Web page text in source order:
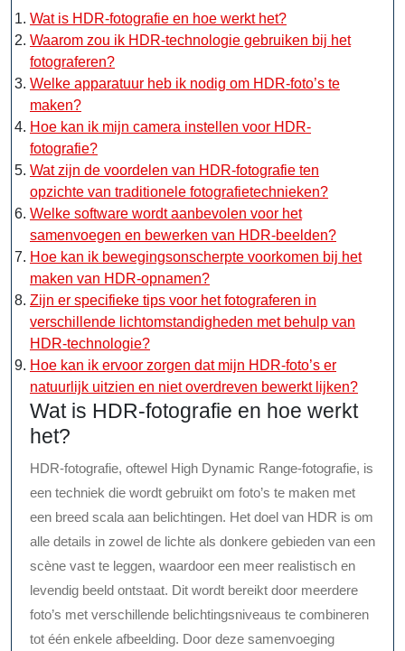
Wat is HDR-fotografie en hoe werkt het?
Waarom zou ik HDR-technologie gebruiken bij het
fotograferen?
Welke apparatuur heb ik nodig om HDR-foto’s te
maken?
Hoe kan ik mijn camera instellen voor HDR-
fotografie?
Wat zijn de voordelen van HDR-fotografie ten
opzichte van traditionele fotografietechnieken?
Welke software wordt aanbevolen voor het
samenvoegen en bewerken van HDR-beelden?
Hoe kan ik bewegingsonscherpte voorkomen bij het
maken van HDR-opnamen?
Zijn er specifieke tips voor het fotograferen in
verschillende lichtomstandigheden met behulp van
HDR-technologie?
Hoe kan ik ervoor zorgen dat mijn HDR-foto’s er
natuurlijk uitzien en niet overdreven bewerkt lijken?
Wat is HDR-fotografie en hoe werkt
het?
HDR-fotografie, oftewel High Dynamic Range-fotografie, is
een techniek die wordt gebruikt om foto’s te maken met
een breed scala aan belichtingen. Het doel van HDR is om
alle details in zowel de lichte als donkere gebieden van een
scène vast te leggen, waardoor een meer realistisch en
levendig beeld ontstaat. Dit wordt bereikt door meerdere
foto’s met verschillende belichtingsniveaus te combineren
tot één enkele afbeelding. Door deze samenvoeging